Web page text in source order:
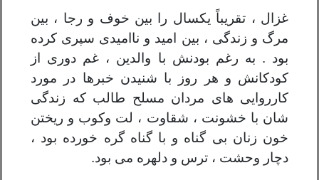
غزال ، تقریباً یکسال را بین خوف و رجا ، بین
مرگ و زندگی ، بین امید و ناامیدی سپری کرده
بود . به رغم بودنش با والدین ، غم دوری از
کودکانش و هر روز با شنیدن خبرها در مورد
کارروایی های مردان مسلح طالب که زندگی
شان با خشونت ، شقاوت ، لت وکوب و ریختن
خون زنان بی گناه و با گناه گره خورده بود ،
دچار وحشت ، ترس و دلهره می بود.